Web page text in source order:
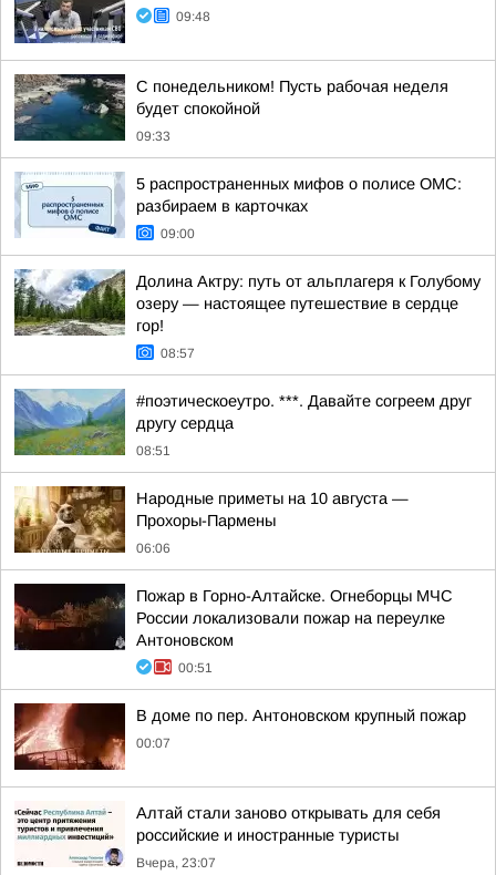
09:48
С понедельником! Пусть рабочая неделя
будет спокойной
09:33
5 распространенных мифов о полисе ОМС:
разбираем в карточках
09:00
Долина Актру: путь от альплагеря к Голубому
озеру — настоящее путешествие в сердце
гор!
08:57
#поэтическоеутро. ***. Давайте согреем друг
другу сердца
08:51
Hapoдныe пpимeты нa 10 aвгуcтa —
Пpoxopы-Пapмeны
06:06
Пожар в Горно-Алтайске. Огнеборцы МЧС
России локализовали пожар на переулке
Антоновском
00:51
В доме по пер. Антоновском крупный пожар
00:07
Алтай стали заново открывать для себя
российские и иностранные туристы
Вчера, 23:07